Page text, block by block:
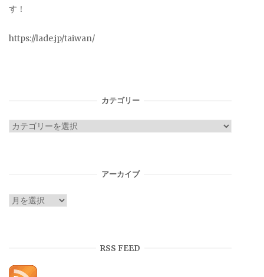
す！
https://lade.jp/taiwan/
カテゴリー
カ
アーカイブ
ア
RSS FEED